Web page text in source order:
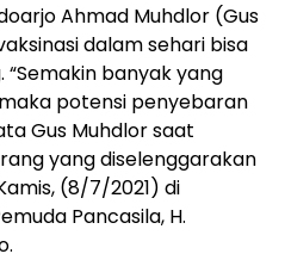
Ahmad Muhdlor (Gus
dalam sehari bisa
banyak yang
potensi penyebaran
Gus Muhdlor saat
yang diselenggarakan
(8/7/2021) di
Pancasila, H.